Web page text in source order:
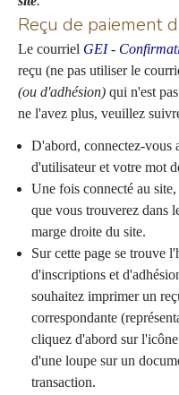
Reçu de paiement
Le courriel GEI -
reçu (ne pas utiliser le
(ou d'adhésion) qui n'est
ne l'avez plus, veuillez
D'abord, connectez-vous
d'utilisateur et votre mot
Une fois connecté au
que vous trouverez dans
marge droite du site.
Sur cette page se trouve
d'inscriptions et
souhaitez imprimer un
correspondante
cliquez d'abord sur
d'une loupe sur un
transaction.